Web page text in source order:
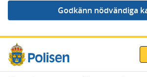
Gå direkt till innehåll